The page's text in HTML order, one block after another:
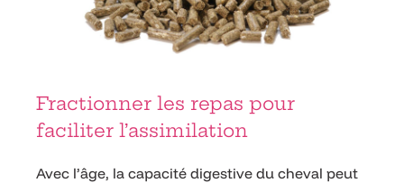
Fractionner les repas pour
faciliter l’assimilation
Avec l’âge, la capacité digestive du cheval peut